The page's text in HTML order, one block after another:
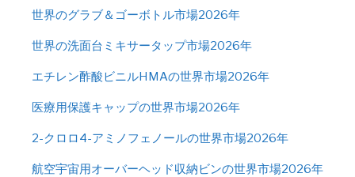
世界のグラブ＆ゴーボトル市場2026年
世界の洗面台ミキサータップ市場2026年
エチレン酢酸ビニルHMAの世界市場2026年
医療用保護キャップの世界市場2026年
2-クロロ4-アミノフェノールの世界市場2026年
航空宇宙用オーバーヘッド収納ビンの世界市場2026年